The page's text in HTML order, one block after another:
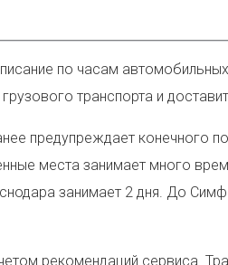
по часам
транспорта и
предупреждает конечного
места занимает много
занимает 2 дня. До
рекомендаций сервиса.